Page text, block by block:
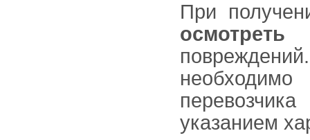
При
осмотреть
указанием